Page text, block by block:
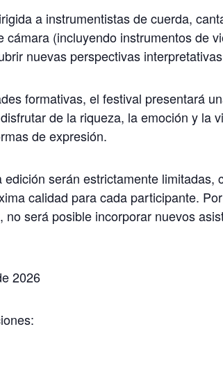
a instrumentistas de cuerda,
cámara (incluyendo instrumentos de
nuevas perspectivas
formativas, el festival presentará
de la riqueza, la emoción y la
de expresión.
serán estrictamente
calidad para cada participante.
no será posible incorporar nuevos
2026